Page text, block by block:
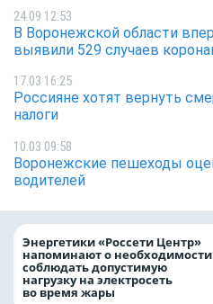
24.09 12:53
В Воронежской области
выявили 529 случаев
17.03 16:25
Россияне хотят вернуть
налоги
10.03 09:58
Воронежские пешеходы
водителей
Энергетики «Россети Центр»
напоминают о необходимости
соблюдать допустимую
нагрузку на электросеть
во время жары